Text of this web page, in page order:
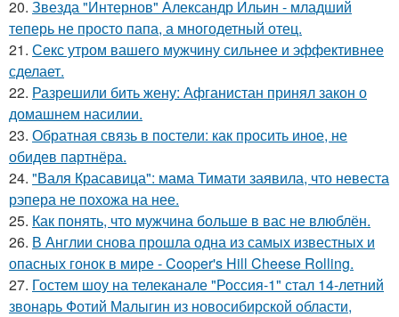
20. Звезда "Интернов" Александр Ильин - младший
теперь не просто папа, а многодетный отец.
21. Секс утром вашего мужчину сильнее и эффективнее
сделает.
22. Разрешили бить жену: Афганистан принял закон о
домашнем насилии.
23. Обратная связь в постели: как просить иное, не
обидев партнёра.
24. "Валя Красавица": мама Тимати заявила, что невеста
рэпера не похожа на нее.
25. Как понять, что мужчина больше в вас не влюблён.
26. В Англии снова прошла одна из самых известных и
опасных гонок в мире - Cooper's Hill Cheese Rolling.
27. Гостем шоу на телеканале "Россия-1" стал 14-летний
звонарь Фотий Малыгин из новосибирской области,